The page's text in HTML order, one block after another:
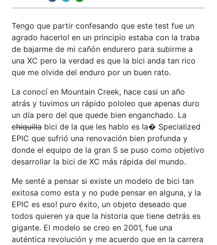
Tengo que partir confesando que este test fue un
agrado hacerlo! en un principio estaba con la traba
de bajarme de mi cañón endurero para subirme a
una XC pero la verdad es que la bici anda tan rico
que me olvide del enduro por un buen rato.
La conocí en Mountain Creek, hace casi un año
atrás y tuvimos un rápido pololeo que apenas duro
un día pero del que quede bien enganchado. La
chiquilla bici de la que les hablo es la� Specialized
EPIC que sufrió una renovación bien profunda y
donde el equipo de la gran S se puso como objetivo
desarrollar la bici de XC más rápida del mundo.
Me senté a pensar si existe un modelo de bici tan
exitosa como esta y no pude pensar en alguna, y la
EPIC es eso! puro éxito, un objeto deseado que
todos quieren ya que la historia que tiene detrás es
gigante. El modelo se creo en 2001, fue una
auténtica revolución y me acuerdo que en la carrera